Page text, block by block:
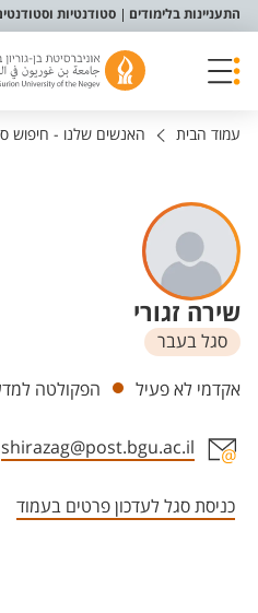
תפריט נגישות
התעניינות בלימודים סטודנטיות
עמוד הבית האנשים שלנו - חיפוש
שירה זגורי
סגל בעבר
יחידות
אקדמי לא פעיל הפקולטה
shirazag@post.bgu.ac.il
כניסת סגל לעדכון פרטים בעמוד